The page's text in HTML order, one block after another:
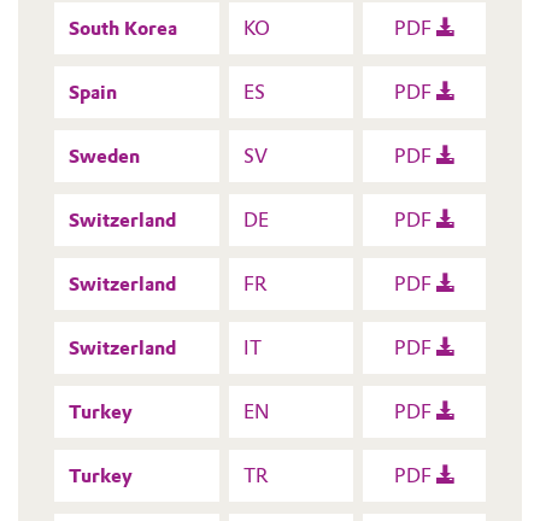
South Korea KO PDF
Spain ES PDF
Sweden SV PDF
Switzerland DE PDF
Switzerland FR PDF
Switzerland IT PDF
Turkey EN PDF
Turkey TR PDF